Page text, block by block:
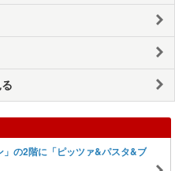
」の2階に「ピッツァ&パスタ&ブ